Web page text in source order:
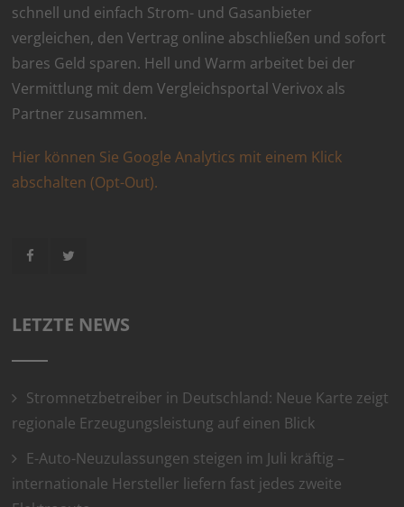
schnell und einfach Strom- und Gasanbieter
vergleichen, den Vertrag online abschließen und sofort
bares Geld sparen. Hell und Warm arbeitet bei der
Vermittlung mit dem Vergleichsportal Verivox als
Partner zusammen.
Hier können Sie Google Analytics mit einem Klick
abschalten (Opt-Out).
LETZTE NEWS
Stromnetzbetreiber in Deutschland: Neue Karte zeigt
regionale Erzeugungsleistung auf einen Blick
E-Auto-Neuzulassungen steigen im Juli kräftig –
internationale Hersteller liefern fast jedes zweite